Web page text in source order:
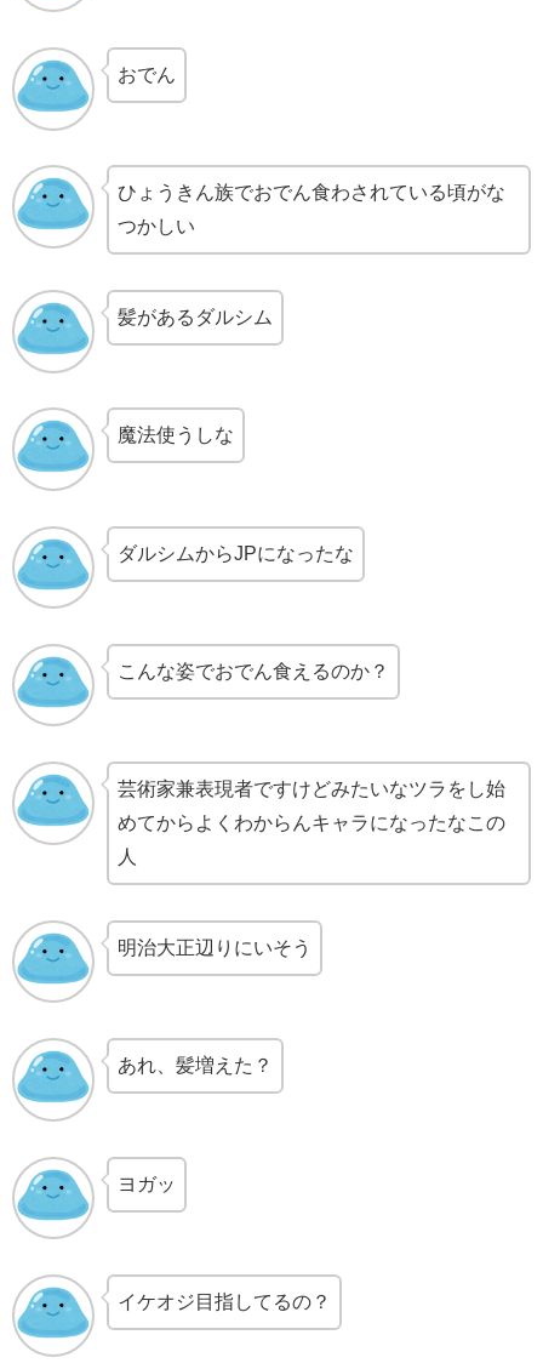
おでん
ひょうきん族でおでん食わされている頃がな
つかしい
髪があるダルシム
魔法使うしな
ダルシムからJPになったな
こんな姿でおでん食えるのか？
芸術家兼表現者ですけどみたいなツラをし始
めてからよくわからんキャラになったなこの
人
明治大正辺りにいそう
あれ、髪増えた？
ヨガッ
イケオジ目指してるの？